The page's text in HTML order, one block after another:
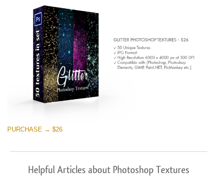
PURCHASE → $26
Helpful Articles about Photoshop Textures